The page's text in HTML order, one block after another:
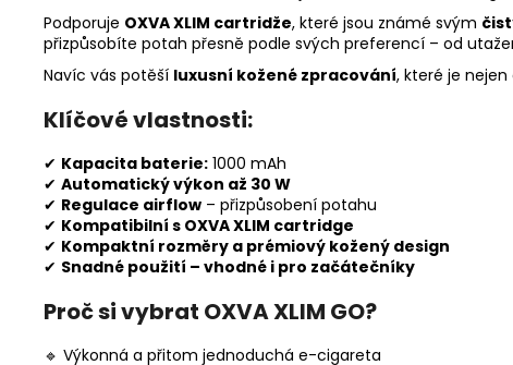
Podporuje OXVA XLIM cartridže, které jsou známé svým
přizpůsobíte potah přesně podle svých preferencí – od
Navíc vás potěší luxusní kožené zpracování, které je
Klíčové vlastnosti:
✔ Kapacita baterie: 1000 mAh
✔ Automatický výkon až 30 W
✔ Regulace airflow – přizpůsobení potahu
✔ Kompatibilní s OXVA XLIM cartridge
✔ Kompaktní rozměry a prémiový kožený design
✔ Snadné použití – vhodné i pro začátečníky
Proč si vybrat OXVA XLIM GO?
🔹 Výkonná a přitom jednoduchá e-cigareta